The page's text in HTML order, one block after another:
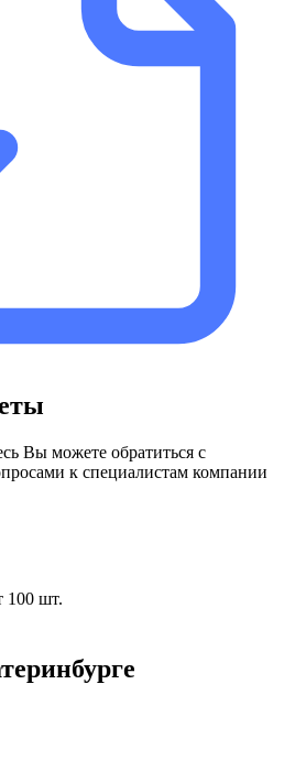
Вы можете обратиться с
к специалистам компании
100 шт.